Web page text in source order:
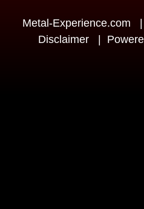
Metal-Experience.com
Disclaimer